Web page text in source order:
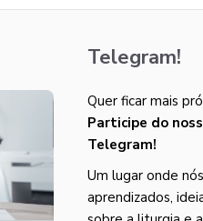
Telegram!
Quer ficar mais
Participe do
Telegram!
Um lugar onde
aprendizados,